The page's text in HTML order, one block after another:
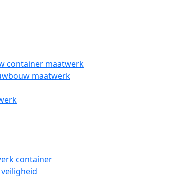
container maatwerk
maatwerk
container